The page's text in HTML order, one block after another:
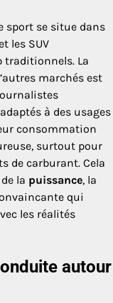
sport se situe dans
les SUV
traditionnels. La
marchés est
à des usages
consommation
surtout pour
de carburant. Cela
la puissance, la
qui
les réalités
autour